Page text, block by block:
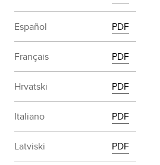
Español PDF
Français PDF
Hrvatski PDF
Italiano PDF
Latviski PDF